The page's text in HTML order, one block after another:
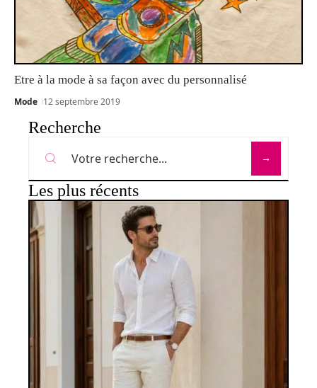
Etre à la mode à sa façon avec du personnalisé
Mode 12 septembre 2019
Recherche
Les plus récents